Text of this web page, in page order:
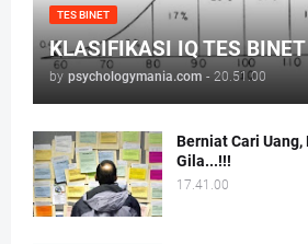
TES BINET
KLASIFIKASI IQ TES BINET
by psychologymania.com - 20.51.00
Berniat Cari
Gila...!!!
17.41.00